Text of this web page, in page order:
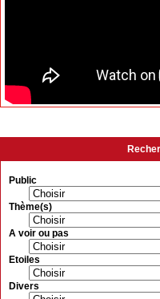
Public
Thème(s)
A voir ou pas
Etoiles
Divers